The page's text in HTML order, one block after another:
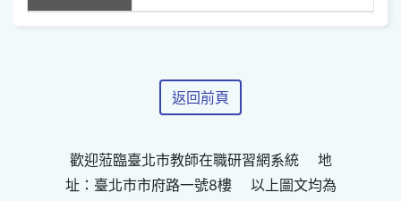
返回前頁
歡迎蒞臨臺北市教師在職研習網系統 地
址：臺北市市府路一號8樓 以上圖文均為